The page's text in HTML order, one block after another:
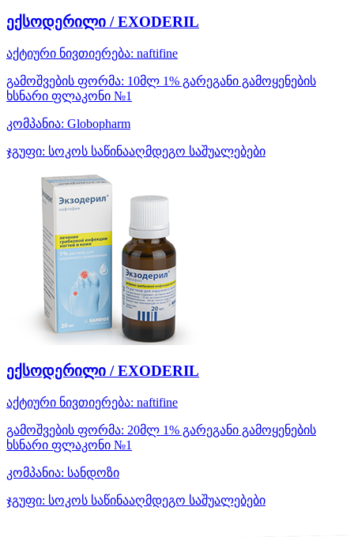
ექსოდერილი / EXODERIL
აქტიური ნივთიერება: naftifine
გამოშვების ფორმა: 10მლ 1% გარეგანი გამოყენების
ხსნარი ფლაკონი №1
კომპანია: Globopharm
ჯგუფი: სოკოს საწინააღმდეგო საშუალებები
ექსოდერილი / EXODERIL
აქტიური ნივთიერება: naftifine
გამოშვების ფორმა: 20მლ 1% გარეგანი გამოყენების
ხსნარი ფლაკონი №1
კომპანია: სანდოზი
ჯგუფი: სოკოს საწინააღმდეგო საშუალებები